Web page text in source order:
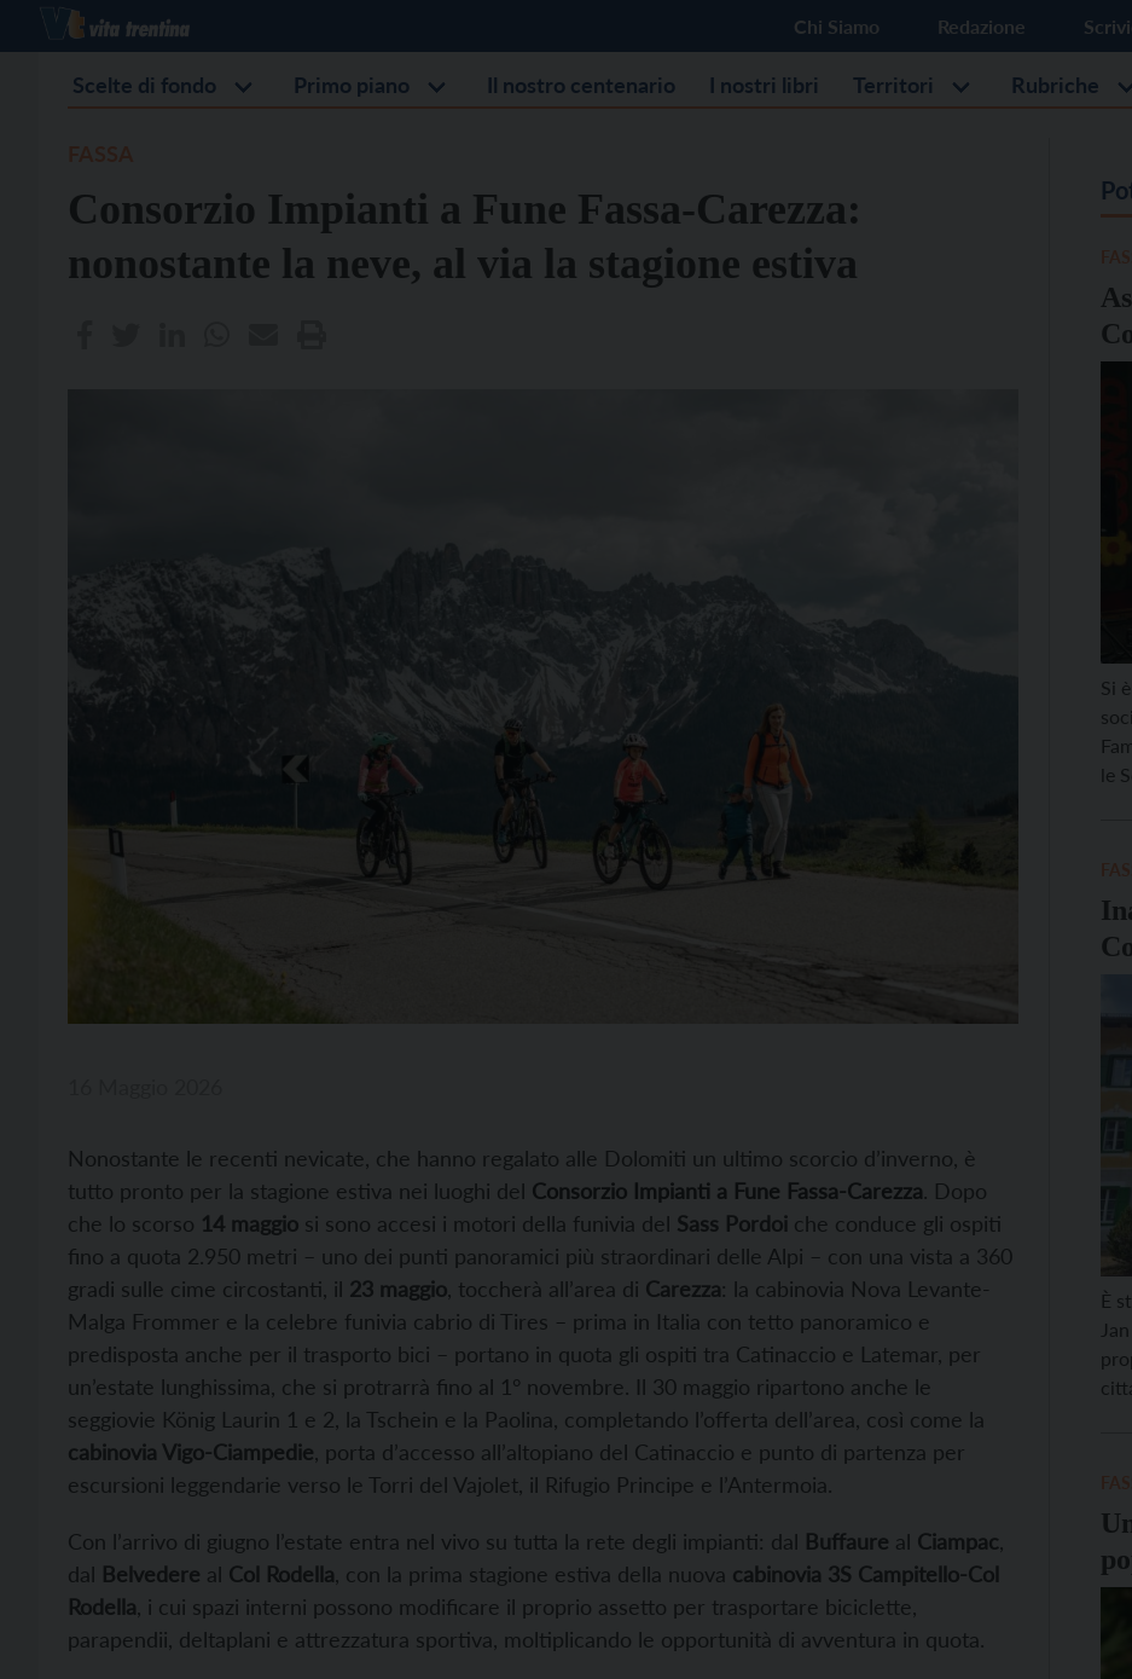
Chi Siamo Redazione
Scelte di fondo Primo piano Il nostro centenario I nostri libri Territori Rubriche
Consorzio Impianti a Fune Fassa-Carezza:
nonostante la neve, al via la stagione estiva
Nonostante le recenti nevicate, che hanno regalato alle Dolomiti un ultimo scorcio d’inverno, è
tutto pronto per la stagione estiva nei luoghi del Consorzio Impianti a Fune Fassa-Carezza. Dopo
che lo scorso 14 maggio si sono accesi i motori della funivia del Sass Pordoi che conduce gli ospiti
fino a quota 2.950 metri – uno dei punti panoramici più straordinari delle Alpi – con una vista a 360
gradi sulle cime circostanti, il 23 maggio , toccherà all’area di Carezza: la cabinovia Nova Levante-
Malga Frommer e la celebre funivia cabrio di Tires – prima in Italia con tetto panoramico e
predisposta anche per il trasporto bici – portano in quota gli ospiti tra Catinaccio e Latemar, per
un’estate lunghissima, che si protrarrà fino al 1° novembre. Il 30 maggio ripartono anche le
seggiovie König Laurin 1 e 2, la Tschein e la Paolina, completando l’offerta dell’area, così come la
cabinovia Vigo-Ciampedie , porta d’accesso all’altopiano del Catinaccio e punto di partenza per
escursioni leggendarie verso le Torri del Vajolet, il Rifugio Principe e l’Antermoia.
Con l’arrivo di giugno l’estate entra nel vivo su tutta la rete degli impianti: dal Buffaure al Ciampac
dal Belvedere al Col Rodella , con la prima stagione estiva della nuova cabinovia 3S Campitello-Col
Rodella , i cui spazi interni possono modificare il proprio assetto per trasportare biciclette,
parapendii, deltaplani e attrezzatura sportiva, moltiplicando le opportunità di avventura in quota.
Si
le
È